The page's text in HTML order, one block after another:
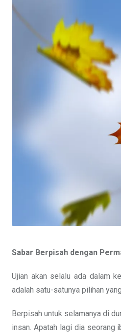
Sabar Berpisah dengan
Ujian akan selalu ada dalam
adalah satu-satunya pilihan
Berpisah untuk selamanya di
insan. Apatah lagi dia seorang